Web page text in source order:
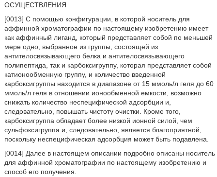
ОСУЩЕСТВЛЕНИЯ
[0013] С помощью конфигурации, в которой носитель для
аффинной хроматографии по настоящему изобретению имеет
как аффинный лиганд, который представляет собой по меньшей
мере одно, выбранное из группы, состоящей из
антителосвязывающего белка и антителосвязывающего
полипептида, так и карбоксигруппу, которая представляет собой
катионообменную группу, и количество введенной
карбоксигруппы находится в диапазоне от 15 ммоль/л геля до 60
ммоль/л геля в отношении ионообменной емкости, возможно
снижать количество неспецифической адсорбции и,
следовательно, повышать чистоту очистки. Кроме того,
карбоксигруппа обладает более низкой ионной силой, чем
сульфоксигруппа и, следовательно, является благоприятной,
поскольку неспецифическая адсорбция может быть подавлена.
[0014] Далее в настоящем описании подробно описаны носитель
для аффинной хроматографии по настоящему изобретению и
способ его получения.